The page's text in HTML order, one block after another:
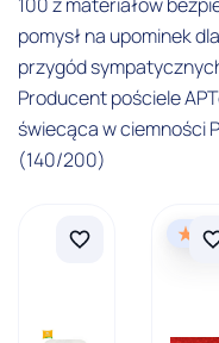
pomysł na upominek
przygód
Producent pościele
świecąca w ciemności
(140/200)